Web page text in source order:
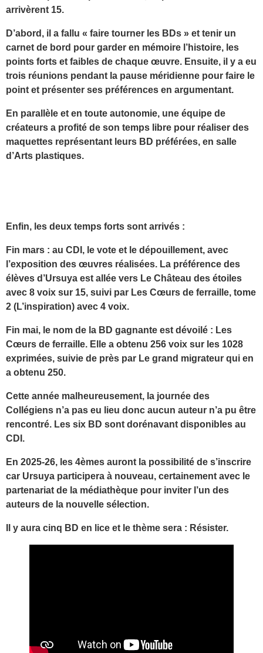
arrivèrent 15.
D’abord, il a fallu « faire tourner les BDs » et tenir un
carnet de bord pour garder en mémoire l’histoire, les
points forts et faibles de chaque œuvre. Ensuite, il y a eu
trois réunions pendant la pause méridienne pour faire le
point et présenter ses préférences en argumentant.
En parallèle et en toute autonomie, une équipe de
créateurs a profité de son temps libre pour réaliser des
maquettes représentant leurs BD préférées, en salle
d’Arts plastiques.
Enfin, les deux temps forts sont arrivés :
Fin mars : au CDI, le vote et le dépouillement, avec
l’exposition des œuvres réalisées. La préférence des
élèves d’Ursuya est allée vers Le Château des étoiles
avec 8 voix sur 15, suivi par Les Cœurs de ferraille, tome
2 (L’inspiration) avec 4 voix.
Fin mai, le nom de la BD gagnante est dévoilé : Les
Cœurs de ferraille. Elle a obtenu 256 voix sur les 1028
exprimées, suivie de près par Le grand migrateur qui en
a obtenu 250.
Cette année malheureusement, la journée des
Collégiens n’a pas eu lieu donc aucun auteur n’a pu être
rencontré. Les six BD sont dorénavant disponibles au
CDI.
En 2025-26, les 4èmes auront la possibilité de s’inscrire
car Ursuya participera à nouveau, certainement avec le
partenariat de la médiathèque pour inviter l’un des
auteurs de la nouvelle sélection.
Il y aura cinq BD en lice et le thème sera : Résister.